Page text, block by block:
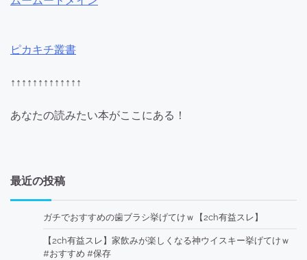
ピカキチ叢書
↑↑↑↑↑↑↑↑↑↑↑↑↑
あなたの読みたい本がここにある！
最近の投稿
ガチでおすすめの歯ブラシ挙げてけｗ【2ch有益スレ】
【2ch有益スレ】家飲みが楽しくなる神ウイスキー挙げてけｗ
#おすすめ #保存